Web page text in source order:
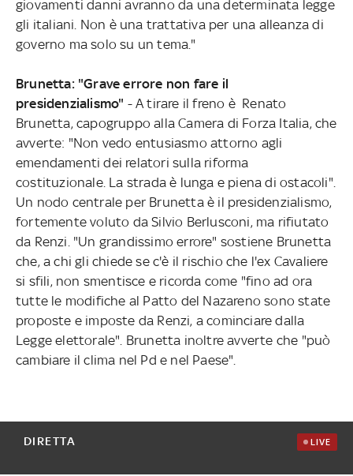
giovamenti danni avranno da una determinata legge
gli italiani. Non è una trattativa per una alleanza di
governo ma solo su un tema."
Brunetta: "Grave errore non fare il
presidenzialismo" - A tirare il freno è Renato
Brunetta, capogruppo alla Camera di Forza Italia, che
avverte: "Non vedo entusiasmo attorno agli
emendamenti dei relatori sulla riforma
costituzionale. La strada è lunga e piena di ostacoli".
Un nodo centrale per Brunetta è il presidenzialismo,
fortemente voluto da Silvio Berlusconi, ma rifiutato
da Renzi. "Un grandissimo errore" sostiene Brunetta
che, a chi gli chiede se c'è il rischio che l'ex Cavaliere
si sfili, non smentisce e ricorda come "fino ad ora
tutte le modifiche al Patto del Nazareno sono state
proposte e imposte da Renzi, a cominciare dalla
Legge elettorale". Brunetta inoltre avverte che "può
cambiare il clima nel Pd e nel Paese".
DIRETTA LIVE